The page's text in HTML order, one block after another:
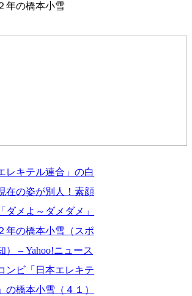
年の橋本小雪
レキテル連合」の白
在の姿が別人！素顔
ダメよ～ダメダメ」
年の橋本小雪（スポ
） – Yahoo!ニュース
ンビ「日本エレキテ
の橋本小雪（４１）